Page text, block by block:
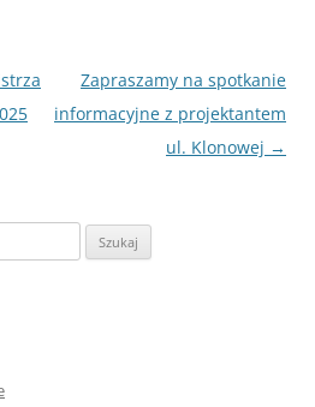
Zapraszamy na spotkanie
informacyjne z projektantem
ul. Klonowej →